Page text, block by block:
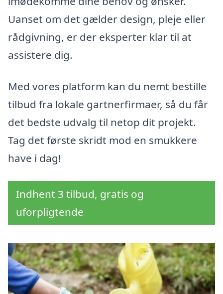
Uanset om det gælder design, pleje eller
rådgivning, er der eksperter klar til at
assistere dig.
Med vores platform kan du nemt bestille
tilbud fra lokale gartnerfirmaer, så du får
det bedste udvalg til netop dit projekt.
Tag det første skridt mod en smukkere
have i dag!
Indhent 3 tilbud, gratis og
uforpligtende